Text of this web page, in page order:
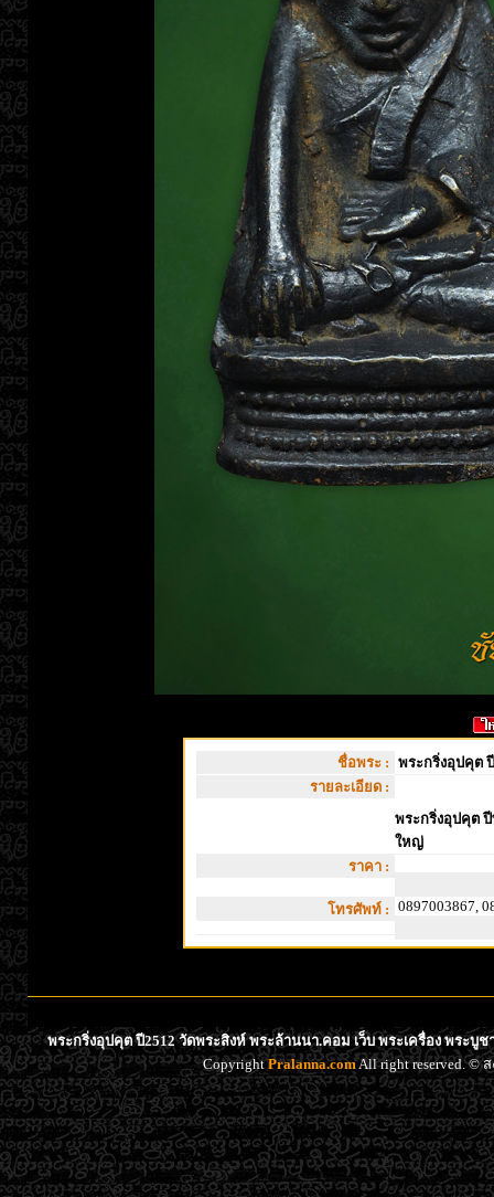
ชื่อพระ : พระกริ่งอุปคุต
รายละเอียด :
พระกริ่งอุปคุต ปี
ใหญ่
ราคา :
โทรศัพท์ : 0897003867,
พระกริ่งอุปคุต ปี2512 วัดพระสิงห์ พระล้านนา.คอม เว็บ พระเครื่อง พระบู
CopyrightPralanna.comAll right reserved. ©